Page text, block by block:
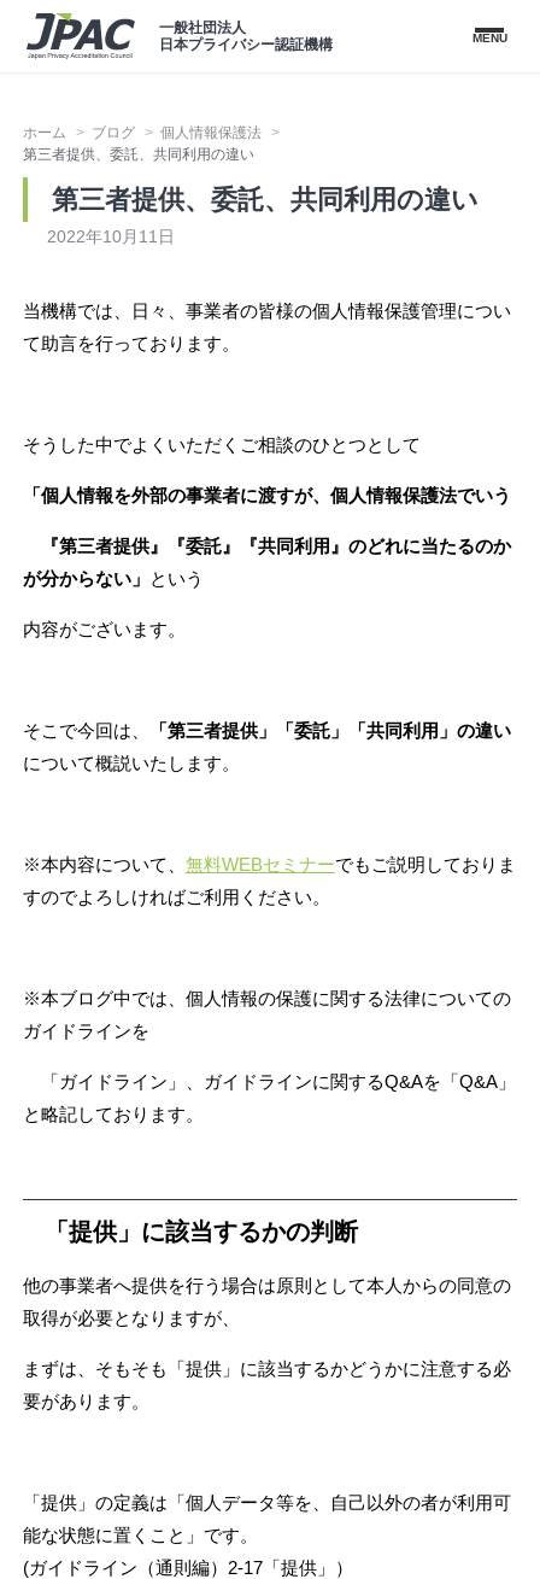
一般社団法人
日本プライバシー認証機構
MENU
ホーム ブログ
個人情報保護法
第三者提供、委託、共同利用の違い
第三者提供、委託、共同利用の違い
2022年10月11日
当機構では、日々、事業者の皆様の個人情報保護管理につい
て助言を行っております。
そうした中でよくいただくご相談のひとつとして
「個人情報を外部の事業者に渡すが、個人情報保護法でいう
『第三者提供』『委託』『共同利用』のどれに当たるのか
が分からない」 という
内容がございます。
そこで今回は、
「第三者提供」「委託」「共同利用」の違い
について概説いたします。
※本内容について、 無料WEBセミナーでもご説明しておりま
すのでよろしければご利用ください。
※本ブログ中では、個人情報の保護に関する法律についての
ガイドラインを
「ガイドライン」、ガイドラインに関するQ&Aを「Q&A」
と略記しております。
「提供」に該当するかの判断
他の事業者へ提供を行う場合は原則として本人からの同意の
取得が必要となりますが、
まずは、そもそも「提供」に該当するかどうかに注意する必
要があります。
「提供」の定義は「個人データ等を、自己以外の者が利用可
能な状態に置くこと」です。
(ガイドライン（通則編）2-17「提供」）